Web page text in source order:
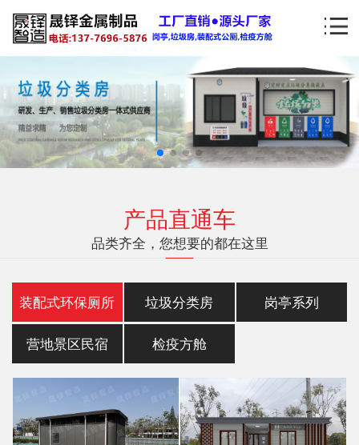
产品直通车
品类齐全，您想要的都在这里
装配式环保厕所 垃圾分类房 岗亭系列
营地景区民宿 检疫方舱